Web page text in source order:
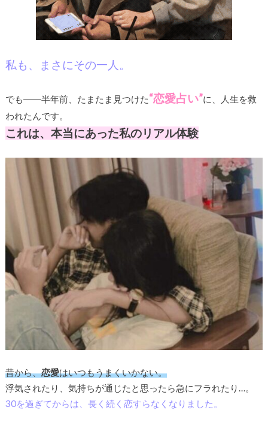
私も、まさにその一人。
でも――半年前、たまたま見つけた“恋愛占い”に、人生を救
われたんです。
これは、本当にあった私のリアル体験
昔から、恋愛はいつもうまくいかない。
浮気されたり、気持ちが通じたと思ったら急にフラれたり…。
30を過ぎてからは、長く続く恋すらなくなりました。